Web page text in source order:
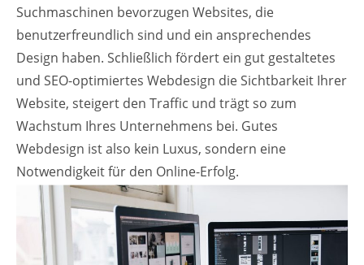
Suchmaschinen bevorzugen Websites, die
benutzerfreundlich sind und ein ansprechendes
Design haben. Schließlich fördert ein gut gestaltetes
und SEO-optimiertes Webdesign die Sichtbarkeit Ihrer
Website, steigert den Traffic und trägt so zum
Wachstum Ihres Unternehmens bei. Gutes
Webdesign ist also kein Luxus, sondern eine
Notwendigkeit für den Online-Erfolg.